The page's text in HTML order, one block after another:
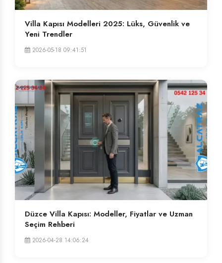
Villa Kapısı Modelleri 2025: Lüks, Güvenlik ve
Yeni Trendler
2026-05-18 09:41:51
Düzce Villa Kapısı: Modeller, Fiyatlar ve Uzman
Seçim Rehberi
2026-04-28 14:06:24